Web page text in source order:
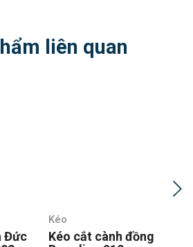
liên quan
Kéo
Kéo cắt cành Sada